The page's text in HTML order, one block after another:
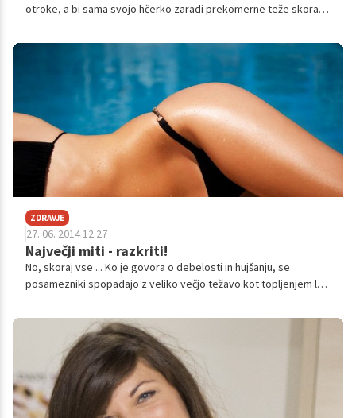
otroke, a bi sama svojo hčerko zaradi prekomerne teže skoraj
razlog, da se je mlada Britanka lotila hujšanja!
ZDRAVJE
27. 06. 2014 12.27
Največji miti - razkriti!
No, skoraj vse ... Ko je govora o debelosti in hujšanju, se
posamezniki spopadajo z veliko večjo težavo kot topljenjem le
pomembno, da spoznate resnico in se ne slepite z miti, ki
močno otežujejo doseganje zastavljenega cilja.